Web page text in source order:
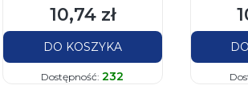
Elektrokabel
Cena
10,74 zł
DO KOSZYKA
Dostępność:232